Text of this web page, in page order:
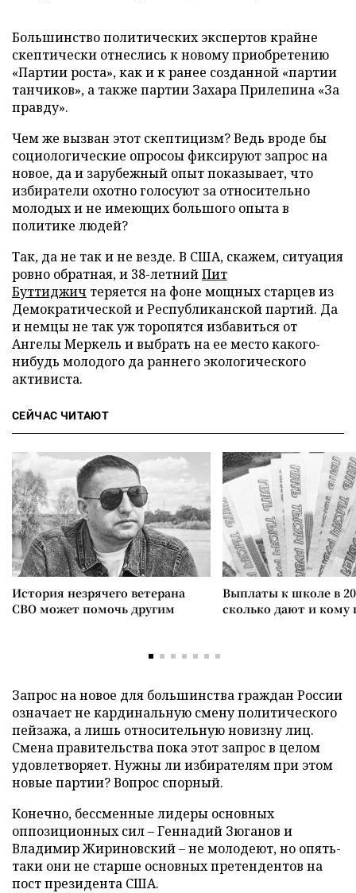
Большинство политических экспертов крайне
скептически отнеслись к новому приобретению
«Партии роста», как и к ранее созданной «партии
танчиков», а также партии Захара Прилепина «За
правду».
Чем же вызван этот скептицизм? Ведь вроде бы
социологические опросоы фиксируют запрос на
новое, да и зарубежный опыт показывает, что
избиратели охотно голосуют за относительно
молодых и не имеющих большого опыта в
политике людей?
Так, да не так и не везде. В США, скажем, ситуация
ровно обратная, и 38-летнийПит
Буттиджич теряется на фоне мощных старцев из
Демократической и Республиканской партий. Да
и немцы не так уж торопятся избавиться от
Ангелы Меркель и выбрать на ее место какого-
нибудь молодого да раннего экологического
активиста.
СЕЙЧАС ЧИТАЮТ
История незрячего ветерана
СВО может помочь другим
Выплаты к школе в
сколько дают и
Запрос на новое для большинства граждан России
означает не кардинальную смену политического
пейзажа, а лишь относительную новизну лиц.
Смена правительства пока этот запрос в целом
удовлетворяет. Нужны ли избирателям при этом
новые партии? Вопрос спорный.
Конечно, бессменные лидеры основных
оппозиционных сил – Геннадий Зюганов и
Владимир Жириновский – не молодеют, но опять-
таки они не старше основных претендентов на
пост президента США.